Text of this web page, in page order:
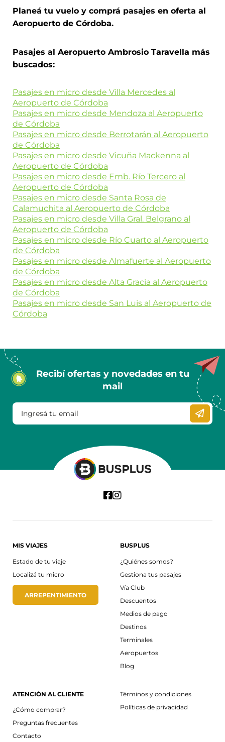
Planeá tu vuelo y comprá pasajes en oferta al
Aeropuerto de Córdoba.
Pasajes al Aeropuerto Ambrosio Taravella más
buscados:
Pasajes en micro desde Villa Mercedes al
Aeropuerto de Córdoba
Pasajes en micro desde Mendoza al Aeropuerto
de Córdoba
Pasajes en micro desde Berrotarán al Aeropuerto
de Córdoba
Pasajes en micro desde Vicuña Mackenna al
Aeropuerto de Córdoba
Pasajes en micro desde Emb. Río Tercero al
Aeropuerto de Córdoba
Pasajes en micro desde Santa Rosa de
Calamuchita al Aeropuerto de Córdoba
Pasajes en micro desde Villa Gral. Belgrano al
Aeropuerto de Córdoba
Pasajes en micro desde Río Cuarto al Aeropuerto
de Córdoba
Pasajes en micro desde Almafuerte al Aeropuerto
de Córdoba
Pasajes en micro desde Alta Gracia al Aeropuerto
de Córdoba
Pasajes en micro desde San Luis al Aeropuerto de
Córdoba
Recibí ofertas y novedades en tu
mail
MIS VIAJES
Estado de tu viaje
Localizá tu micro
ARREPENTIMIENTO
BUSPLUS
¿Quiénes somos?
Gestiona tus pasajes
Vía Club
Descuentos
Medios de pago
Destinos
Terminales
Aeropuertos
Blog
ATENCIÓN AL CLIENTE
¿Cómo comprar?
Preguntas frecuentes
Contacto
Términos y condiciones
Políticas de privacidad